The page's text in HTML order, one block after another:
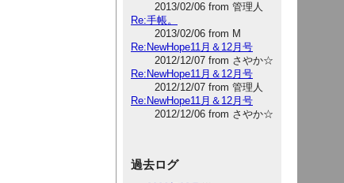
2013/02/06 from 管理人
Re:手帳。
2013/02/06 from M
Re:NewHope11月＆12月号
2012/12/07 from さやか☆
Re:NewHope11月＆12月号
2012/12/07 from 管理人
Re:NewHope11月＆12月号
2012/12/06 from さやか☆
過去ログ